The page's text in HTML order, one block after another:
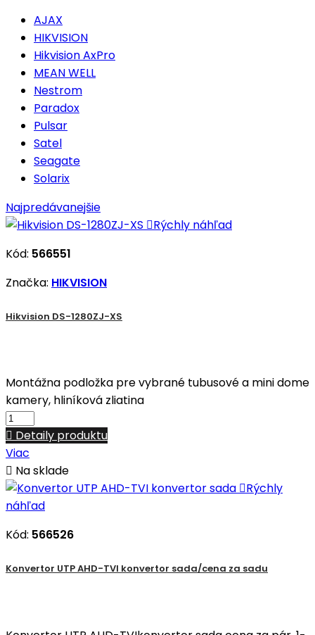
AJAX
HIKVISION
Hikvision AxPro
MEAN WELL
Nestrom
Paradox
Pulsar
Satel
Seagate
Solarix
Najpredávanejšie
Rýchly náhľad
Kód: 566551
Značka: HIKVISION
Hikvision DS-1280ZJ-XS
Montážna podložka pre vybrané tubusové a mini dome
kamery, hliníková zliatina
 Detaily produktu
Viac
 Na sklade
Rýchly
náhľad
Kód: 566526
Konvertor UTP AHD-TVI konvertor sada/cena za sadu